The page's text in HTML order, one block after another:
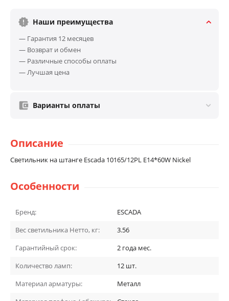
Наши преимущества
— Гарантия 12 месяцев
— Возврат и обмен
— Различные способы оплаты
— Лучшая цена
Варианты оплаты
Описание
Светильник на штанге Escada 10165/12PL E14*60W Nickel
Особенности
Бренд:
ESCADA
Вес светильника Нетто, кг:
3.56
Гарантийный срок:
2 года мес.
Количество ламп:
12 шт.
Материал арматуры:
Металл